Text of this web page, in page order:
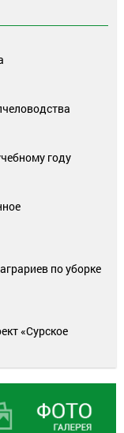
году
по уборке
«Сурское